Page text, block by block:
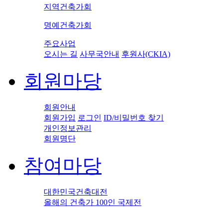
지역건축가회
명예건축가회
주요사업
오시는 길 사무국안내 후원사(CKIA)
회원마당
회원안내
회원가입 로그인 ID/비밀번호 찾기
개인정보관리
회원명단
참여마당
대한민국건축대전
올해의 건축가 100인 국제전